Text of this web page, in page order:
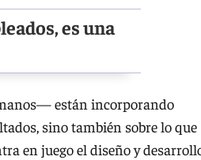
es una
están incorporando
sino también sobre lo que
en juego el diseño y